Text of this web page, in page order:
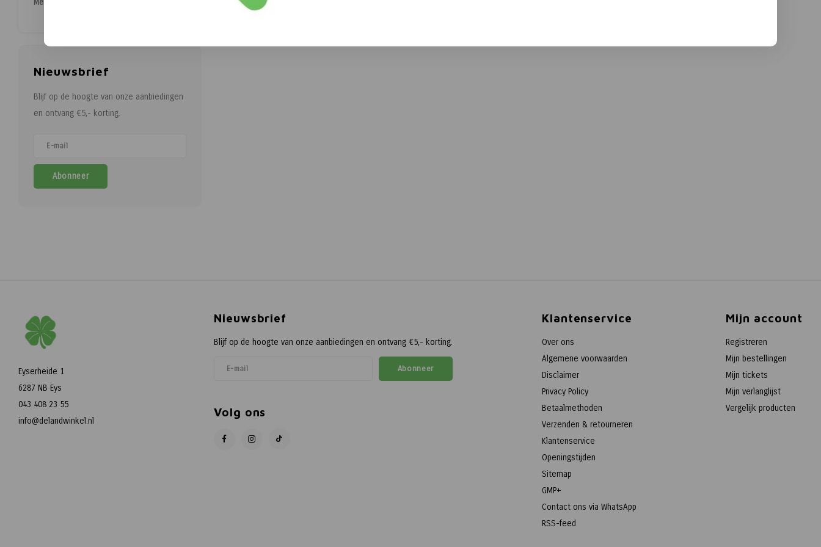
Merken
Nieuwsbrief
Blijf op de hoogte van onze aanbiedingen
en ontvang €5,- korting.
Abonneer
Eyserheide 1
6287 NB Eys
043 408 23 55
info@delandwinkel.nl
Nieuwsbrief
Blijf op de hoogte van onze aanbiedingen en ontvang €5,- korting.
Abonneer
Volg ons
Klantenservice
Over ons
Algemene voorwaarden
Disclaimer
Privacy Policy
Betaalmethoden
Verzenden & retourneren
Klantenservice
Openingstijden
Sitemap
GMP+
Contact ons via WhatsApp
RSS-feed
Mijn account
Registreren
Mijn bestellingen
Mijn tickets
Mijn verlanglijst
Vergelijk producten